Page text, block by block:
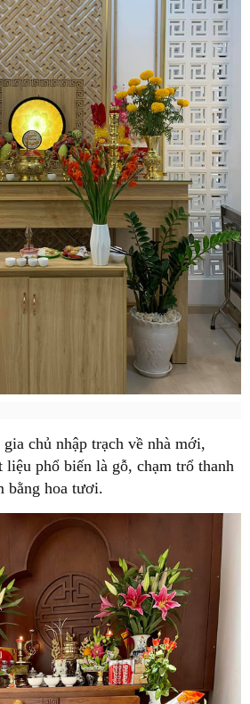
chủ nhập trạch về nhà mới,
phổ biến là gỗ, chạm trổ thanh
bằng hoa tươi.